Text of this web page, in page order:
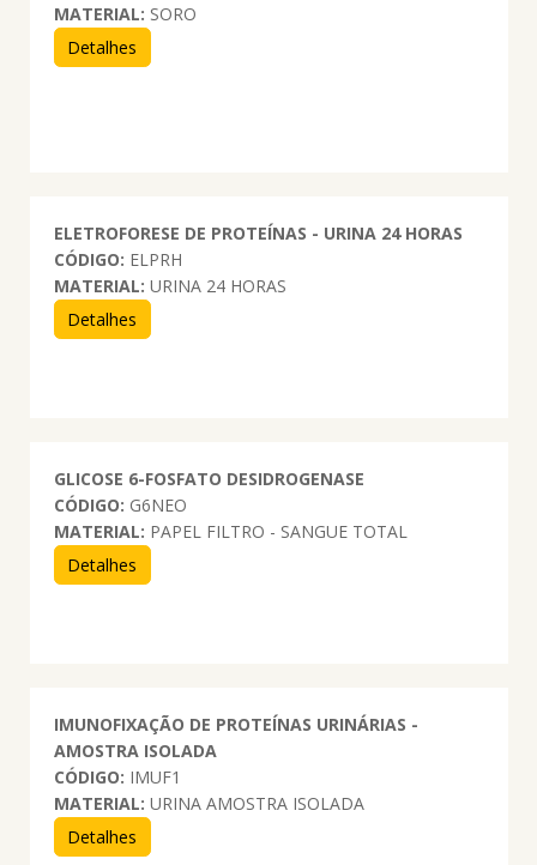
MATERIAL: SORO
Detalhes
ELETROFORESE DE PROTEÍNAS - URINA 24 HORAS
CÓDIGO: ELPRH
MATERIAL: URINA 24 HORAS
Detalhes
GLICOSE 6-FOSFATO DESIDROGENASE
CÓDIGO: G6NEO
MATERIAL: PAPEL FILTRO - SANGUE TOTAL
Detalhes
IMUNOFIXAÇÃO DE PROTEÍNAS URINÁRIAS -
AMOSTRA ISOLADA
CÓDIGO: IMUF1
MATERIAL: URINA AMOSTRA ISOLADA
Detalhes